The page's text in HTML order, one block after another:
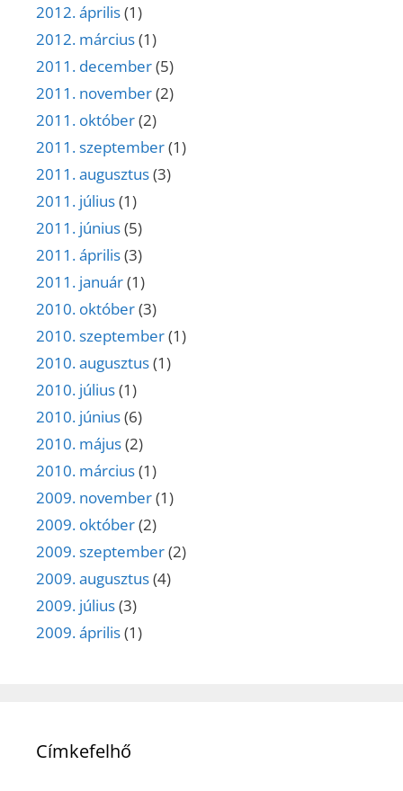
2012. április(1)
2012. március(1)
2011. december(5)
2011. november(2)
2011. október(2)
2011. szeptember(1)
2011. augusztus(3)
2011. július(1)
2011. június(5)
2011. április(3)
2011. január(1)
2010. október(3)
2010. szeptember(1)
2010. augusztus(1)
2010. július(1)
2010. június(6)
2010. május(2)
2010. március(1)
2009. november(1)
2009. október(2)
2009. szeptember(2)
2009. augusztus(4)
2009. július(3)
2009. április(1)
Címkefelhő